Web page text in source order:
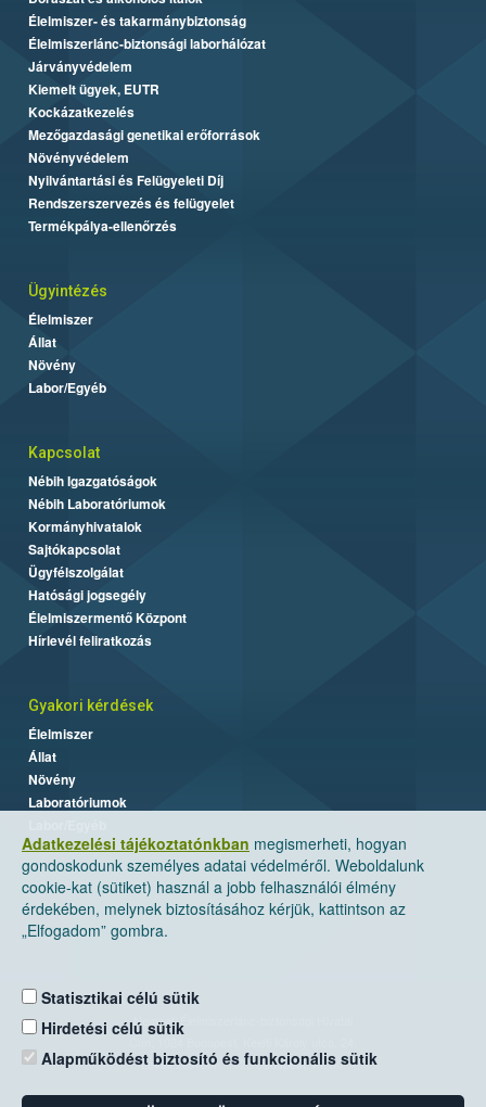
Adatkezelési tájékoztatónkban megismerheti, hogyan
gondoskodunk személyes adatai védelméről. Weboldalunk
cookie-kat (sütiket) használ a jobb felhasználói élmény
érdekében, melynek biztosításához kérjük, kattintson az
„Elfogadom” gombra.
Statisztikai célú sütik
Hirdetési célú sütik
Alapműködést biztosító és funkcionális sütik
Élelmiszer- és takarmánybiztonság
Élelmiszerlánc-biztonsági laborhálózat
Járványvédelem
Kiemelt ügyek, EUTR
Kockázatkezelés
Mezőgazdasági genetikai erőforrások
Növényvédelem
Nyilvántartási és Felügyeleti Díj
Rendszerszervezés és felügyelet
Termékpálya-ellenőrzés
Ügyintézés
Élelmiszer
Állat
Növény
Labor/Egyéb
Kapcsolat
Nébih Igazgatóságok
Nébih Laboratóriumok
Kormányhivatalok
Sajtókapcsolat
Ügyfélszolgálat
Hatósági jogsegély
Élelmiszermentő Központ
Hírlevél feliratkozás
Gyakori kérdések
Élelmiszer
Állat
Növény
Laboratóriumok
Nemzeti Élelmiszerlánc-biztonsági Hivatal
Levelezési cím: 1525 Budapest. Pf. 30.